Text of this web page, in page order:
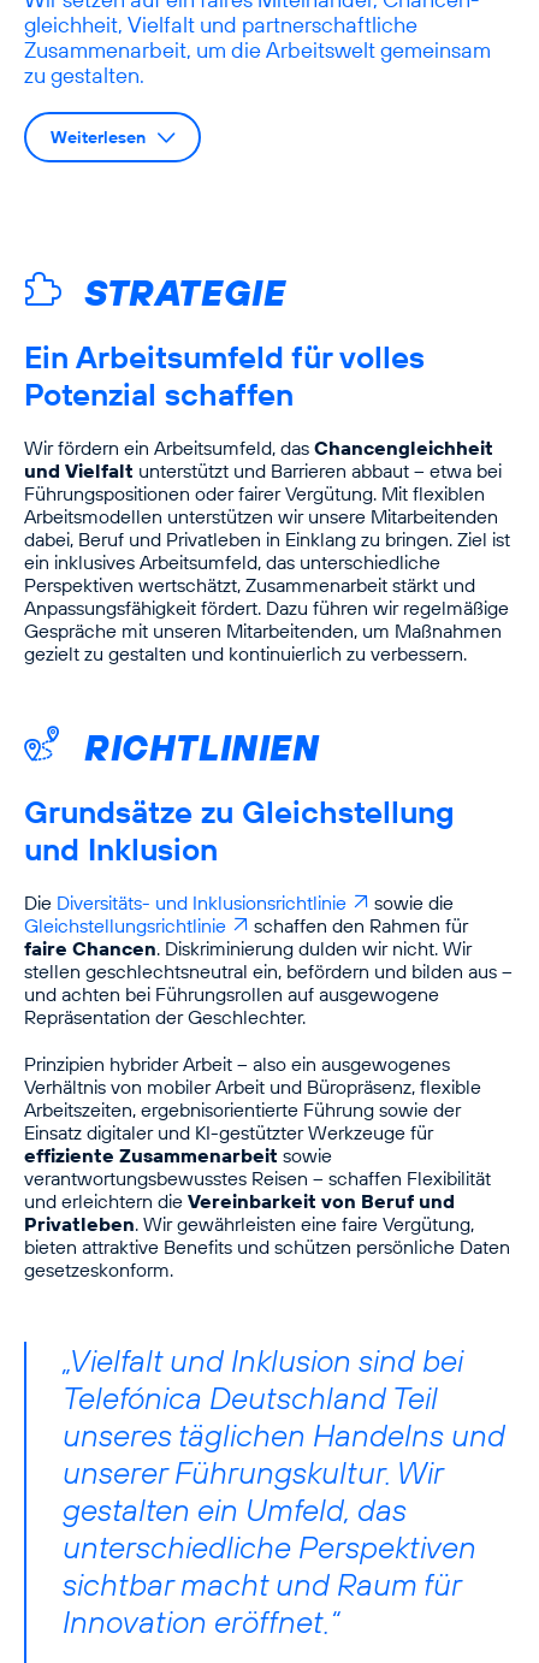
gleichheit, Vielfalt und partnerschaftliche
Zusammenarbeit, um die Arbeitswelt gemeinsam
zu gestalten.
Weiterlesen
STRATEGIE
Ein Arbeitsumfeld für volles
Potenzial schaffen
Wir fördern ein Arbeitsumfeld, das Chancen­gleichheit
und Vielfalt unterstützt und Barrieren abbaut – etwa bei
Führungspositionen oder fairer Vergütung. Mit flexiblen
Arbeitsmodellen unterstützen wir unsere Mitarbeitenden
dabei, Beruf und Privatleben in Einklang zu bringen. Ziel ist
ein inklusives Arbeitsumfeld, das unterschiedliche
Perspektiven wertschätzt, Zusammenarbeit stärkt und
Anpassungsfähigkeit fördert. Dazu führen wir regelmäßige
Gespräche mit unseren Mitarbeitenden, um Maßnahmen
gezielt zu gestalten und kontinuierlich zu verbessern.
RICHTLINIEN
Grundsätze zu Gleichstellung
und Inklusion
Die Diversitäts- und Inklusionsrichtlinie
sowie die
Gleichstellungsrichtlinie
schaffen den Rahmen für
faire Chancen. Diskriminierung dulden wir nicht. Wir
stellen geschlechtsneutral ein, befördern und bilden aus –
und achten bei Führungsrollen auf ausgewogene
Repräsentation der Geschlechter.
Prinzipien hybrider Arbeit – also ein ausgewogenes
Verhältnis von mobiler Arbeit und Büropräsenz, flexible
Arbeitszeiten, ergebnisorientierte Führung sowie der
Einsatz digitaler und KI-gestützter Werkzeuge für
effiziente Zusammenarbeit sowie
verantwortungsbewusstes Reisen – schaffen Flexibilität
und erleichtern die Vereinbarkeit von Beruf und
Privatleben. Wir gewährleisten eine faire Vergütung,
bieten attraktive Benefits und schützen persönliche Daten
gesetzeskonform.
„Vielfalt und Inklusion sind bei
Telefónica Deutschland Teil
unseres täglichen Handelns und
unserer Führungskultur. Wir
gestalten ein Umfeld, das
unterschiedliche Perspektiven
sichtbar macht und Raum für
Innovation eröffnet.“